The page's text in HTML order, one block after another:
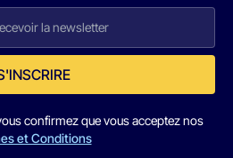
confirmez que vous acceptez nos
et Conditions